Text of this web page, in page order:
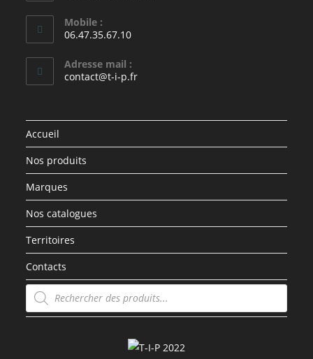
Mobile :
06.47.35.67.10
Adresse mail :
contact@t-i-p.fr
Accueil
Nos produits
Marques
Nos catalogues
Territoires
Contacts
Recherche
de
produits